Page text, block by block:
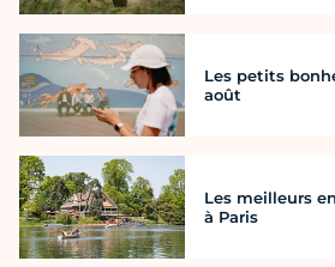
Les petits
août
Les meilleurs
à Paris